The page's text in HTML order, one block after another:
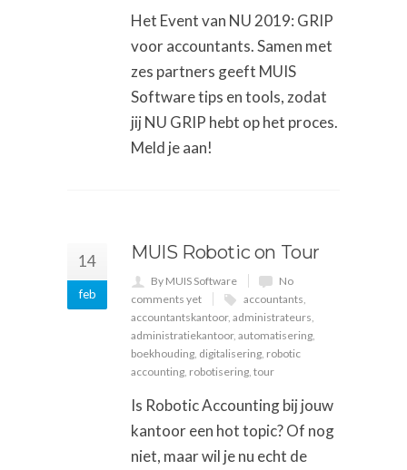
Het Event van NU 2019: GRIP
voor accountants. Samen met
zes partners geeft MUIS
Software tips en tools, zodat
jij NU GRIP hebt op het proces.
Meld je aan!
14
feb
MUIS Robotic on Tour
By MUIS Software
No
comments yet
accountants,
accountantskantoor, administrateurs,
administratiekantoor, automatisering,
boekhouding, digitalisering, robotic
accounting, robotisering, tour
Is Robotic Accounting bij jouw
kantoor een hot topic? Of nog
niet, maar wil je nu echt de